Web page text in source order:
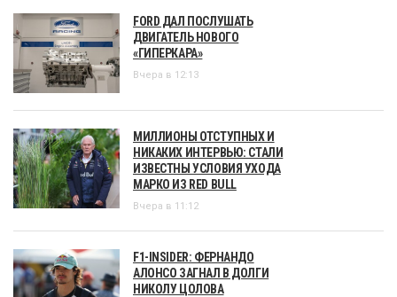
FORD ДАЛ ПОСЛУШАТЬ
ДВИГАТЕЛЬ НОВОГО
«ГИПЕРКАРА»
Вчера в 12:13
МИЛЛИОНЫ ОТСТУПНЫХ И
НИКАКИХ ИНТЕРВЬЮ: СТАЛИ
ИЗВЕСТНЫ УСЛОВИЯ УХОДА
МАРКО ИЗ RED BULL
Вчера в 11:12
F1-INSIDER: ФЕРНАНДО
АЛОНСО ЗАГНАЛ В ДОЛГИ
НИКОЛУ ЦОЛОВА